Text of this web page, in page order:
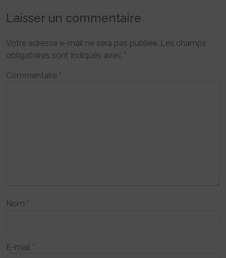
Laisser un commentaire
Votre adresse e-mail ne sera pas publiée. Les champs
obligatoires sont indiqués avec *
Commentaire *
Nom *
E-mail *